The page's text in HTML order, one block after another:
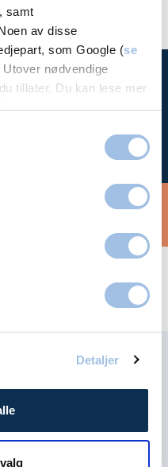
samt
av disse
som Google (se
Utover nødvendige
tillater. Du kan lese mer
personvernerklæring.
Detaljer
om åreknuter